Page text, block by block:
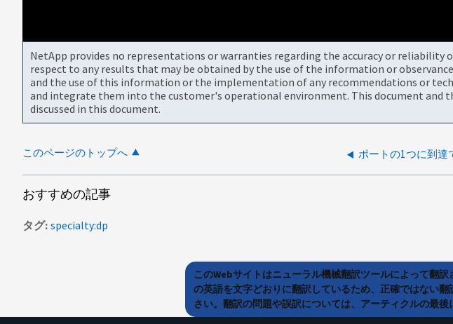
NetApp provides no representations or warranties regarding the accuracy or
respect to any results that may be obtained by the use of the information or
and the use of this information or the implementation of any recommendations or
and integrate them into the customer's operational environment. This document and
discussed in this document.
このページのトップへ
おすすめの記事
タグ specialty:dp
このWebサイトはニューラル機械翻訳ツールによって翻
の英語を文字どおりに翻訳しているため、正確ではない
さい。翻訳の問題や誤訳については、アーティクルの最